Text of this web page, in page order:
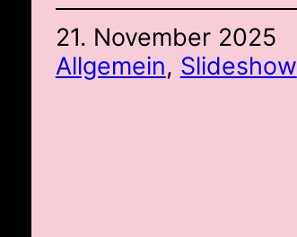
21. November 2025
Allgemein, Slideshow